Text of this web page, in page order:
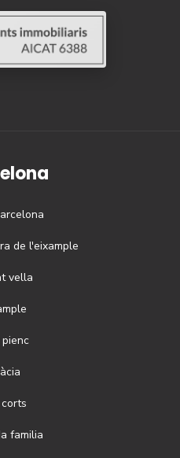
de l'eixample
vella
familia